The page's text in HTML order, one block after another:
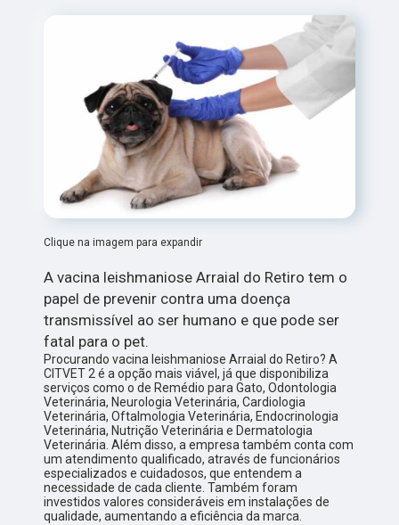
Clique na imagem para expandir
A vacina leishmaniose Arraial do Retiro tem o
papel de prevenir contra uma doença
transmissível ao ser humano e que pode ser
fatal para o pet.
Procurando vacina leishmaniose Arraial do Retiro? A
CITVET 2 é a opção mais viável, já que disponibiliza
serviços como o de Remédio para Gato, Odontologia
Veterinária, Neurologia Veterinária, Cardiologia
Veterinária, Oftalmologia Veterinária, Endocrinologia
Veterinária, Nutrição Veterinária e Dermatologia
Veterinária. Além disso, a empresa também conta com
um atendimento qualificado, através de funcionários
especializados e cuidadosos, que entendem a
necessidade de cada cliente. Também foram
investidos valores consideráveis em instalações de
qualidade, aumentando a eficiência da marca.